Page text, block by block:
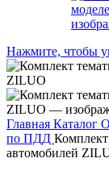
Нажмите, чтобы
Главная Каталог
по ПДД
автомобилей